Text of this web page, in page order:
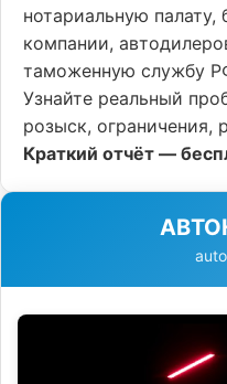
нотариальную палату,
компании,
таможенную службу
Узнайте реальный
розыск, ограничения,
Краткий отчёт —